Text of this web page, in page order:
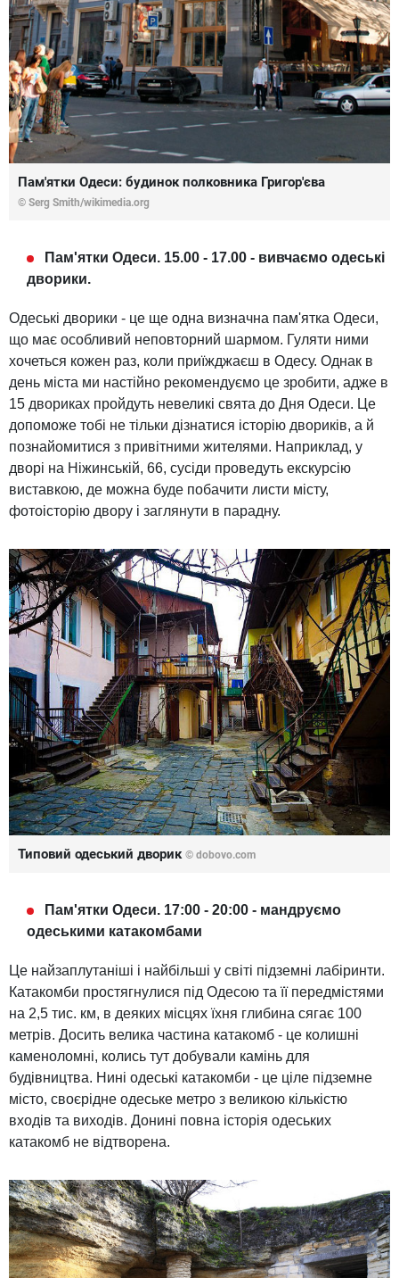
Пам'ятки Одеси: будинок полковника Григор'єва
© Serg Smith/wikimedia.org
Пам'ятки Одеси. 15.00 - 17.00 - вивчаємо одеські
дворики.
Одеські дворики - це ще одна визначна пам'ятка Одеси,
що має особливий неповторний шармом. Гуляти ними
хочеться кожен раз, коли приїжджаєш в Одесу. Однак в
день міста ми настійно рекомендуємо це зробити, адже в
15 двориках пройдуть невеликі свята до Дня Одеси. Це
допоможе тобі не тільки дізнатися історію двориків, а й
познайомитися з привітними жителями. Наприклад, у
дворі на Ніжинській, 66, сусіди проведуть екскурсію
виставкою, де можна буде побачити листи місту,
фотоісторію двору і заглянути в парадну.
Типовий одеський дворик © dobovo.com
Пам'ятки Одеси. 17:00 - 20:00 - мандруємо
одеськими катакомбами
Це найзаплутаніші і найбільші у світі підземні лабіринти.
Катакомби простягнулися під Одесою та її передмістями
на 2,5 тис. км, в деяких місцях їхня глибина сягає 100
метрів. Досить велика частина катакомб - це колишні
каменоломні, колись тут добували камінь для
будівництва. Нині одеські катакомби - це ціле підземне
місто, своєрідне одеське метро з великою кількістю
входів та виходів. Донині повна історія одеських
катакомб не відтворена.